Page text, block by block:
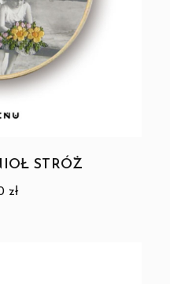
STRÓŻ
zł